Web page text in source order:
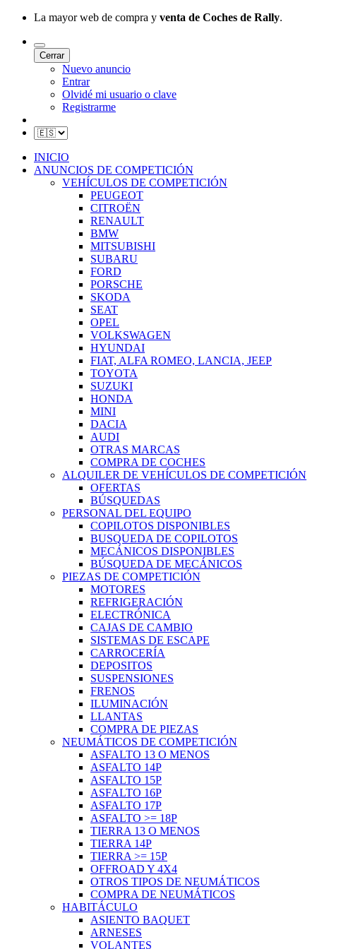
La mayor web de compra y venta de Coches de Rally.
Cerrar
Nuevo anuncio
Entrar
Olvidé mi usuario o clave
Registrarme
INICIO
ANUNCIOS DE COMPETICIÓN
VEHÍCULOS DE COMPETICIÓN
PEUGEOT
CITROËN
RENAULT
BMW
MITSUBISHI
SUBARU
FORD
PORSCHE
SKODA
SEAT
OPEL
VOLKSWAGEN
HYUNDAI
FIAT, ALFA ROMEO, LANCIA, JEEP
TOYOTA
SUZUKI
HONDA
MINI
DACIA
AUDI
OTRAS MARCAS
COMPRA DE COCHES
ALQUILER DE VEHÍCULOS DE COMPETICIÓN
OFERTAS
BÚSQUEDAS
PERSONAL DEL EQUIPO
COPILOTOS DISPONIBLES
BUSQUEDA DE COPILOTOS
MECÁNICOS DISPONIBLES
BÚSQUEDA DE MECÁNICOS
PIEZAS DE COMPETICIÓN
MOTORES
REFRIGERACIÓN
ELECTRÓNICA
CAJAS DE CAMBIO
SISTEMAS DE ESCAPE
CARROCERÍA
DEPOSITOS
SUSPENSIONES
FRENOS
ILUMINACIÓN
LLANTAS
COMPRA DE PIEZAS
NEUMÁTICOS DE COMPETICIÓN
ASFALTO 13 O MENOS
ASFALTO 14P
ASFALTO 15P
ASFALTO 16P
ASFALTO 17P
ASFALTO >= 18P
TIERRA 13 O MENOS
TIERRA 14P
TIERRA >= 15P
OFFROAD Y 4X4
OTROS TIPOS DE NEUMÁTICOS
COMPRA DE NEUMÁTICOS
HABITÁCULO
ASIENTO BAQUET
ARNESES
VOLANTES